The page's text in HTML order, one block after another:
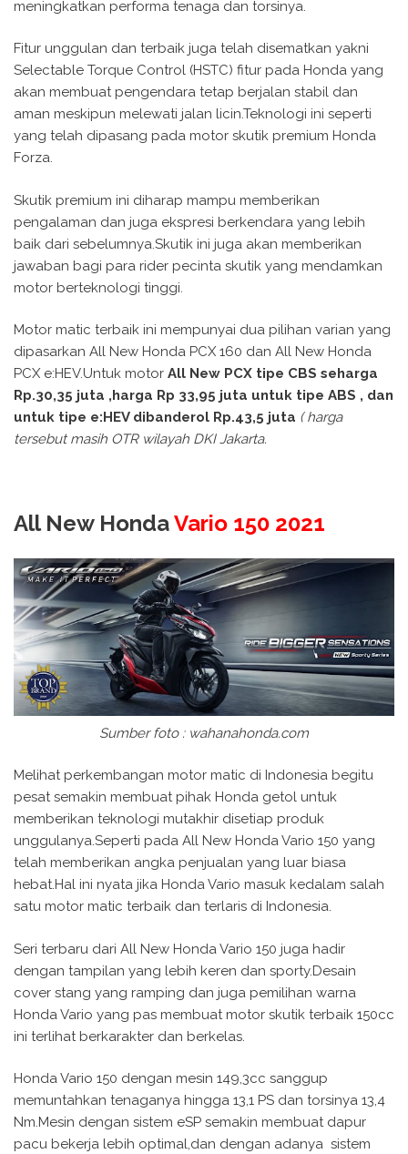
meningkatkan performa tenaga dan torsinya.
Fitur unggulan dan terbaik juga telah disematkan yakni
Selectable Torque Control (HSTC) fitur pada Honda yang
akan membuat pengendara tetap berjalan stabil dan
aman meskipun melewati jalan licin.Teknologi ini seperti
yang telah dipasang pada motor skutik premium Honda
Forza.
Skutik premium ini diharap mampu memberikan
pengalaman dan juga ekspresi berkendara yang lebih
baik dari sebelumnya.Skutik ini juga akan memberikan
jawaban bagi para rider pecinta skutik yang mendamkan
motor berteknologi tinggi.
Motor matic terbaik ini mempunyai dua pilihan varian yang
dipasarkan All New Honda PCX 160 dan All New Honda
PCX e:HEV.Untuk motor All New PCX tipe CBS seharga
Rp.30,35 juta ,harga Rp 33,95 juta untuk tipe ABS , dan
untuk tipe e:HEV dibanderol Rp.43,5 juta ( harga
tersebut masih OTR wilayah DKI Jakarta.
All New HondaVario 150 2021
Sumber foto : wahanahonda.com
Melihat perkembangan motor matic di Indonesia begitu
pesat semakin membuat pihak Honda getol untuk
memberikan teknologi mutakhir disetiap produk
unggulanya.Seperti pada All New Honda Vario 150 yang
telah memberikan angka penjualan yang luar biasa
hebat.Hal ini nyata jika Honda Vario masuk kedalam salah
satu motor matic terbaik dan terlaris di Indonesia.
Seri terbaru dari All New Honda Vario 150 juga hadir
dengan tampilan yang lebih keren dan sporty.Desain
cover stang yang ramping dan juga pemilihan warna
Honda Vario yang pas membuat motor skutik terbaik 150cc
ini terlihat berkarakter dan berkelas.
Honda Vario 150 dengan mesin 149,3cc sanggup
memuntahkan tenaganya hingga 13,1 PS dan torsinya 13,4
Nm.Mesin dengan sistem eSP semakin membuat dapur
pacu bekerja lebih optimal,dan dengan adanya sistem